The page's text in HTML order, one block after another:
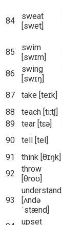
84
sweat
[swet]
85
swim
[swɪm]
86
swing
[swɪŋ]
87 take [teɪk]
88
teach [ti:tʃ]
89
tear [tɛə]
90
tell [tel]
91
think [θɪŋk]
92
throw
[θroʊ]
93
understand
[ʌndə
ˈstænd]
upset